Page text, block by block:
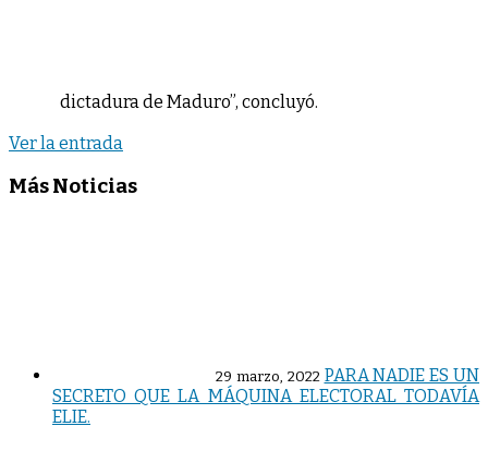
dictadura de Maduro”, concluyó.
Ver la entrada
Más Noticias
29 marzo, 2022 PARA NADIE ES UN
SECRETO QUE LA MÁQUINA ELECTORAL TODAVÍA
ELIE.